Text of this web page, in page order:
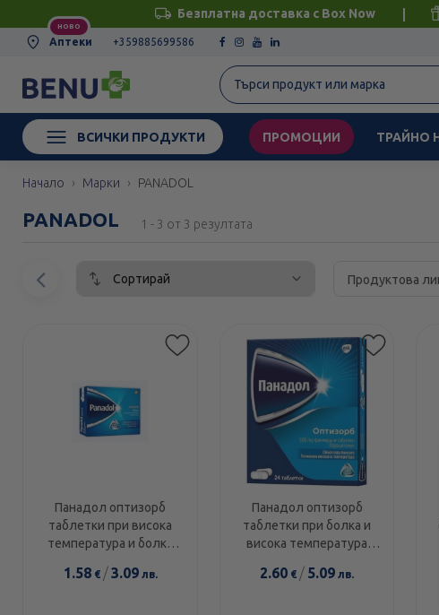
Безплатна доставка с Box Now
НОВО
Аптеки +359885699586
ВСИЧКИ ПРОДУКТИ ПРОМОЦИИ ТРАЙНО
Начало Марки PANADOL
PANADOL 1 - 3 от 3 резултата
Сортирай
Продуктова
Предишен
Панадол оптизорб
таблетки при висока
температура и болка
1.58€ /3.09лв.
Панадол оптизорб
таблетки при болка и
висока температура
2.60 € / 5.09 лв.